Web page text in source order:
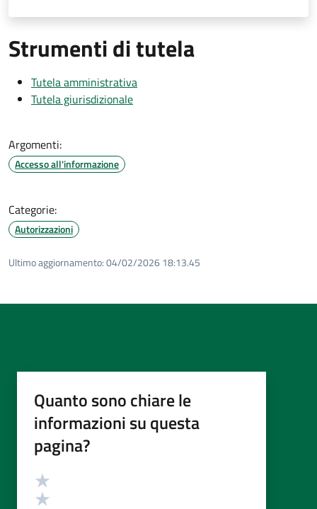
Strumenti di tutela
Tutela amministrativa
Tutela giurisdizionale
Argomenti:
Accesso all'informazione
Categorie:
Autorizzazioni
Ultimo aggiornamento:04/02/2026 18:13.45
Quanto sono chiare le
informazioni su questa
pagina?
Valutazione